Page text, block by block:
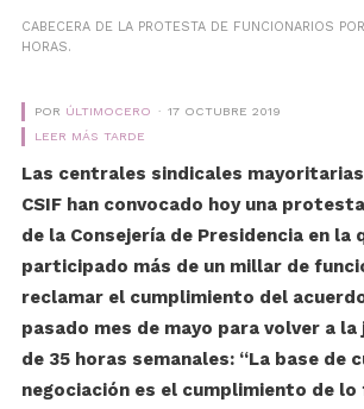
CABECERA DE LA PROTESTA DE FUNCIONARIOS
HORAS.
POR ÚLTIMOCERO
17 OCTUBRE 2019
LEER MÁS TARDE
Las centrales sindicales mayoritarias,
CSIF han convocado hoy una
de la Consejería de Presidencia en la
participado más de un millar de
reclamar el cumplimiento del
pasado mes de mayo para volver a
de 35 horas semanales: “La base de
negociación es el cumplimiento de lo